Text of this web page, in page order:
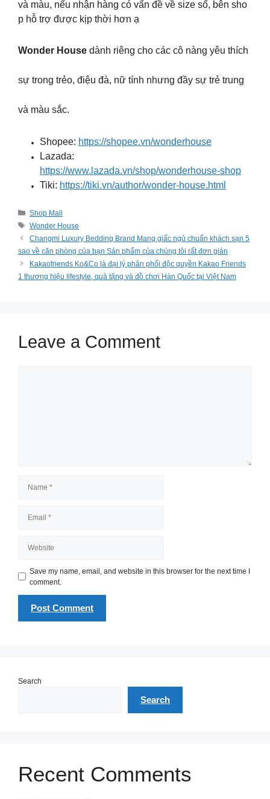
và màu, nếu nhận hàng có vấn đề về size số, bên sho
p hỗ trợ được kịp thời hơn ạ
Wonder House dành riêng cho các cô nàng yêu thích
sự trong trẻo, điệu đà, nữ tính nhưng đầy sự trẻ trung
và màu sắc.
Shopee: https://shopee.vn/wonderhouse
Lazada:
https://www.lazada.vn/shop/wonderhouse-shop
Tiki: https://tiki.vn/author/wonder-house.html
Categories
Shop Mall
Tags
Wonder House
Changmi Luxury Bedding Brand Mang giấc ngủ chuẩn khách sạn 5
sao về căn phòng của bạn Sản phẩm của chúng tôi rất đơn giản
Kakaofriends Ko&Co là đại lý phân phối độc quyền Kakao Friends
1 thương hiệu lifestyle, quà tặng và đồ chơi Hàn Quốc tại Việt Nam
Leave a Comment
Save my name, email, and website in this browser for the next time I
comment.
Search
Search
Recent Comments